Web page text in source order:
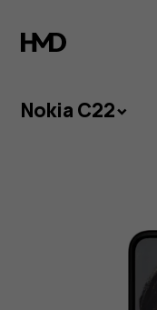
Nokia
C22
Nokia C22